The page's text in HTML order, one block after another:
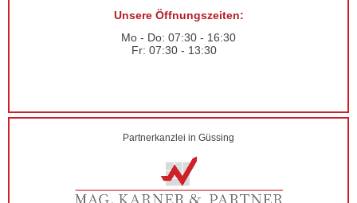
Unsere Öffnungszeiten:
Mo - Do: 07:30 - 16:30
Fr: 07:30 - 13:30
Partnerkanzlei in Güssing